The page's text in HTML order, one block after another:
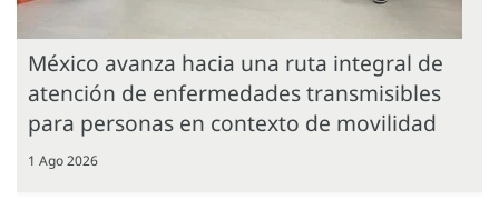
México avanza hacia una ruta integral de
atención de enfermedades transmisibles
para personas en contexto de movilidad
1 Ago 2026